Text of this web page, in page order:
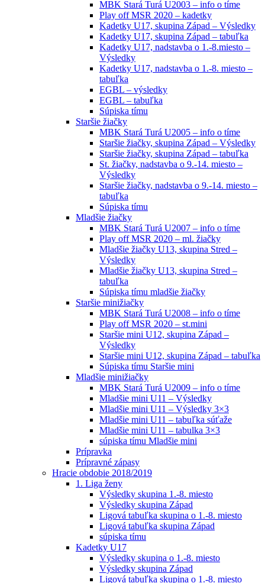
MBK Stará Turá U2003 – info o tíme
Play off MSR 2020 – kadetky
Kadetky U17, skupina Západ – Výsledky
Kadetky U17, skupina Západ – tabuľka
Kadetky U17, nadstavba o 1.-8.miesto –
Výsledky
Kadetky U17, nadstavba o 1.-8. miesto –
tabuľka
EGBL – výsledky
EGBL – tabuľka
Súpiska tímu
Staršie žiačky
MBK Stará Turá U2005 – info o tíme
Staršie žiačky, skupina Západ – Výsledky
Staršie žiačky, skupina Západ – tabuľka
St. žiačky, nadstavba o 9.-14. miesto –
Výsledky
Staršie žiačky, nadstavba o 9.-14. miesto –
tabuľka
Súpiska tímu
Mladšie žiačky
MBK Stará Turá U2007 – info o tíme
Play off MSR 2020 – ml. žiačky
Mladšie žiačky U13, skupina Stred –
Výsledky
Mladšie žiačky U13, skupina Stred –
tabuľka
Súpiska tímu mladšie žiačky
Staršie minižiačky
MBK Stará Turá U2008 – info o tíme
Play off MSR 2020 – st.mini
Staršie mini U12, skupina Západ –
Výsledky
Staršie mini U12, skupina Západ – tabuľka
Súpiska tímu Staršie mini
Mladšie minižiačky
MBK Stará Turá U2009 – info o tíme
Mladšie mini U11 – Výsledky
Mladšie mini U11 – Výsledky 3×3
Mladšie mini U11 – tabuľka súťaže
Mladšie mini U11 – tabulka 3×3
súpiska tímu Mladšie mini
Prípravka
Prípravné zápasy
Hracie obdobie 2018/2019
1. Liga ženy
Výsledky skupina 1.-8. miesto
Výsledky skupina Západ
Ligová tabuľka skupina o 1.-8. miesto
Ligová tabuľka skupina Západ
súpiska tímu
Kadetky U17
Výsledky skupina o 1.-8. miesto
Výsledky skupina Západ
Ligová tabuľka skupina o 1.-8. miesto